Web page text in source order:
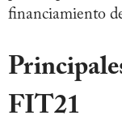
financiamiento
FIT21